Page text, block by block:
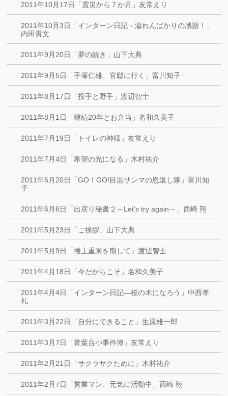
2011年10月17日「震災から７か月」友常えり
2011年10月3日「インターン日記－溢れんばかりの感謝！」
内田貴文
2011年9月20日「夢の続き」山下大典
2011年9月5日「手塚仁雄、官邸に行く」富川知子
2011年8月17日「投手と野手」渡辺智士
2011年8月1日「継続20年とお弁当」名和久美子
2011年7月19日「トイレの神様」友常えり
2011年7月4日「希望の光になる」木村祐介
2011年6月20日「GO！GO!目黒サンマの恩返し隊」富川知
子
2011年6月6日「出戻り秘書２～Let’s try again～」西崎 翔
2011年5月23日「ご挨拶」山下大典
2011年5月9日「捲土重来を期して」渡辺智士
2011年4月18日「今だからこそ」名和久美子
2011年4月4日「インターン日記―桜の木になろう」中西孝
礼
2011年3月22日「自分にできること」生原雄一郎
2011年3月7日「青葉台小事件簿」友常えり
2011年2月21日「サクラサクために」木村祐介
2011年2月7日「営業マン、元気に活動中」西崎 翔